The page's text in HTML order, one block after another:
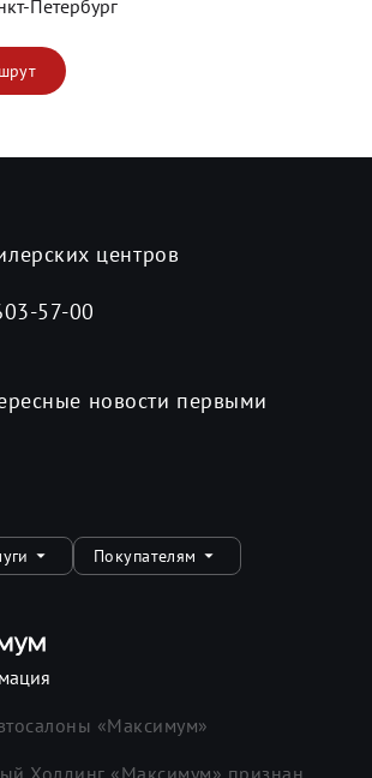
Петербург
центров
57-00
новости первыми
Покупателям
«Максимум»